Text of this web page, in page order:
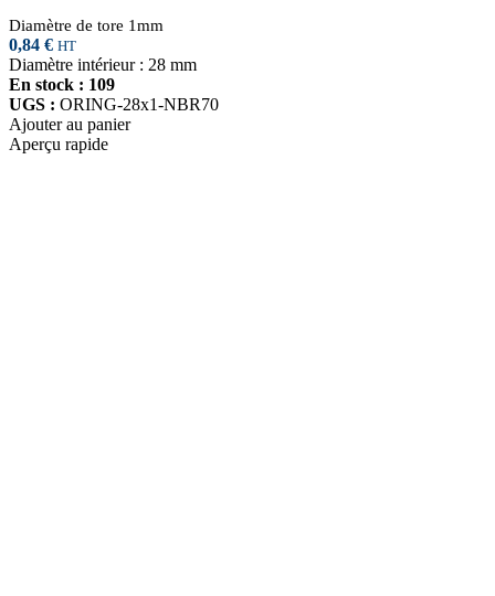
Diamètre de tore 1mm
0,84 € HT
Diamètre intérieur : 28 mm
En stock : 109
UGS : ORING-28x1-NBR70
Ajouter au panier
Aperçu rapide